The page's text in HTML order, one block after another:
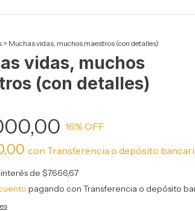
> Muchas vidas, muchos maestros (con detalles)
vidas, muchos
(con detalles)
16% OFF
con Transferencia o depósito
de $7.666,67
pagando con Transferencia o depósito